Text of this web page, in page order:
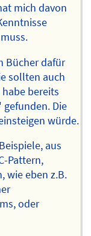
mich davon
Bücher dafür
sollten auch
bereits
gefunden. Die
würde.
aus
Pattern,
wie eben z.B.
oder